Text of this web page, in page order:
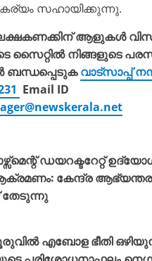
സഹായിക്കുന്നു.
ആളുകൾ
സൈറ്റിൽ നിങ്ങളുടെ
ബന്ധപ്പെടുകവാട്സാപ്പ്
Email ID
ഡയറക്ടറേറ്റ്
കേന്ദ്ര ആഭ്യന്തര
തേടുന്നു
എബോള ഭീതി